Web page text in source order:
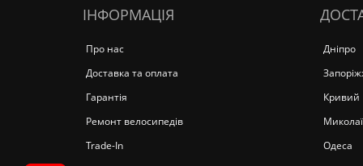
ІНФОРМАЦІЯ
Про нас
Доставка та оплата
Гарантія
Ремонт велосипедів
Trade-In
Дніпро
Кривий
Одеса